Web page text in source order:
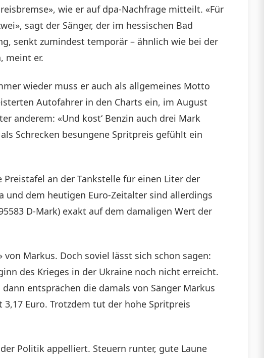
wie er auf dpa-Nachfrage mitteilt. «Für
sagt der Sänger, der im hessischen Bad
senkt zumindest temporär – ähnlich wie bei der
meint er.
wieder muss er auch als allgemeines Motto
Autofahrer in den Charts ein, im August
anderem: «Und kost‘ Benzin auch drei Mark
Schrecken besungene Spritpreis gefühlt ein
an der Tankstelle für einen Liter der
und dem heutigen Euro-Zeitalter sind allerdings
D-Mark) exakt auf dem damaligen Wert der
Markus. Doch soviel lässt sich schon sagen:
des Krieges in der Ukraine noch nicht erreicht.
entsprächen die damals von Sänger Markus
Euro. Trotzdem tut der hohe Spritpreis
Politik appelliert. Steuern runter, gute Laune